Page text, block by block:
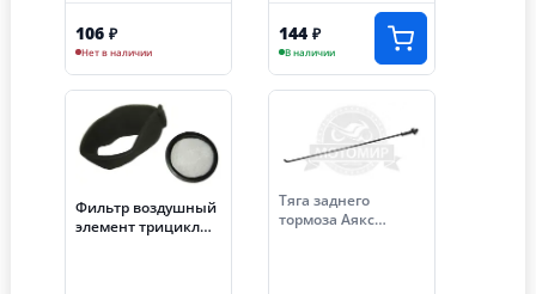
106 ₽
Нет в наличии
144 ₽
В наличии
Фильтр воздушный
элемент трицикл
Тяга заднего
тормоза Аякс